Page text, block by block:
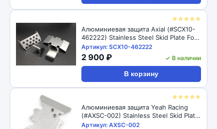
☆☆☆☆☆
Алюминиевая защита Axial (#SCX10-
462222) Stainless Steel Skid Plate For
For Axial SCX10 II AX90046
Артикул: SCX10-462222
2 900 ₽ ✓ В наличии
В корзину
☆☆☆☆☆
Алюминиевая защита Yeah Racing
(#AXSC-002) Stainless Steel Skid Plate
For For Axial SCX10 II AX90046
Артикул: AXSC-002